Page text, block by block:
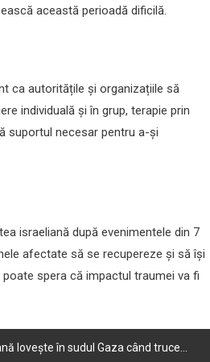
această perioadă dificilă.
ca autoritățile și organizațiile să
individuală și în grup, terapie prin
suportul necesar pentru a-și
israeliană după evenimentele din 7
afectate să se recupereze și să își
spera că impactul traumei va fi
Gaza când truceul se încheie; Siria: IDF atacată lângă Damasc.